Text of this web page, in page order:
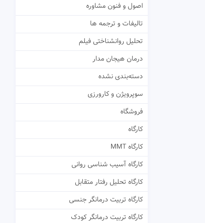
اصول و فنون مشاوره
تالیفات و ترجمه ها
تحلیل روانشناختی فیلم
درمان هیجان مدار
دسته‌بندی نشده
سوپرویژن و کارورزی
فروشگاه
کارگاه
کارگاه MMT
کارگاه آسیب شناسی روانی
کارگاه تحلیل رفتار متقابل
کارگاه تربیت درمانگر جنسی
کارگاه تربیت درمانگر کودک